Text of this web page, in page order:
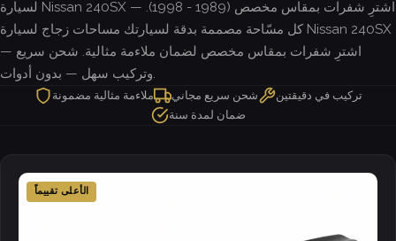
لسيارة Nissan 240SX — اشترِ شفرات بمقاس مخصص (1989 - 1998).
كل مسّاحة مصممة بدقة لسيارتك مساحات زجاج لسيارة Nissan 240SX
— اشترِ شفرات بمقاس مخصص لضمان ملاءمة مثالية. شحن سريع
وتركيب سهل — بدون أدوات.
ملاءمة مثالية مضمونة شحن سريع مجاني
تركيب في دقيقتين
ضمان لمدة سنة
الأعلى تقييماً